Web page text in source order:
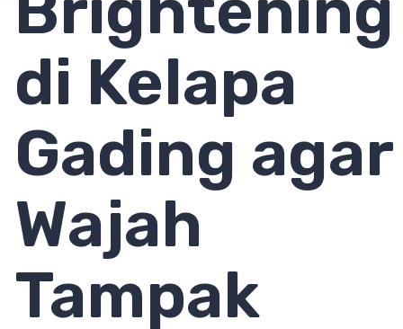
di Kelapa
Gading agar
Wajah
Tampak